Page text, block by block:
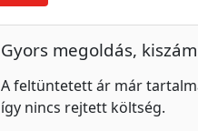
Gyors megoldás,
A feltüntetett ár már
így nincs rejtett költség.